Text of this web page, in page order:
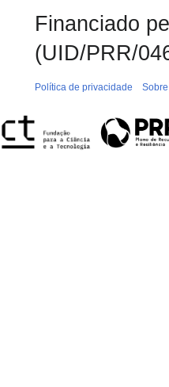
Financiado
(UID/PRR/
Política de privacidade